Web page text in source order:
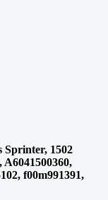
Sprinter, 1502
A6041500360,
f00m991391,